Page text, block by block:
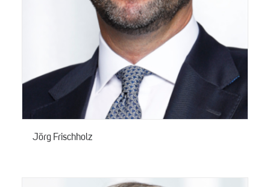
Jörg Frischholz